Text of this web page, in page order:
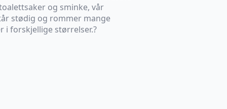
og sminke, vår
stødig og rommer mange
i forskjellige størrelser.?